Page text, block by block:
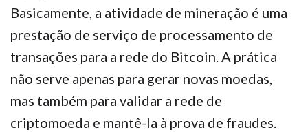
Basicamente, a atividade de mineração é uma
prestação de serviço de processamento de
transações para a rede do Bitcoin. A prática
não serve apenas para gerar novas moedas,
mas também para validar a rede de
criptomoeda e mantê-la à prova de fraudes.